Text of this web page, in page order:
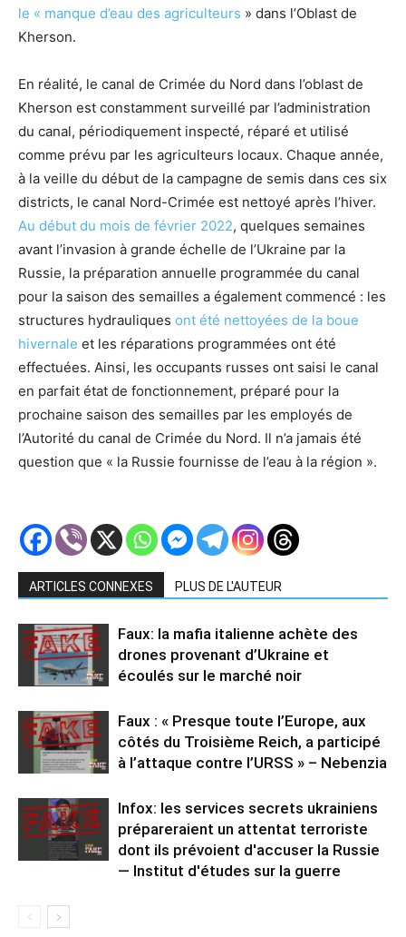
le « manque d’eau des agriculteurs » dans l’Oblast de
Kherson.
En réalité, le canal de Crimée du Nord dans l’oblast de
Kherson est constamment surveillé par l’administration
du canal, périodiquement inspecté, réparé et utilisé
comme prévu par les agriculteurs locaux. Chaque année,
à la veille du début de la campagne de semis dans ces six
districts, le canal Nord-Crimée est nettoyé après l’hiver.
Au début du mois de février 2022, quelques semaines
avant l’invasion à grande échelle de l’Ukraine par la
Russie, la préparation annuelle programmée du canal
pour la saison des semailles a également commencé : les
structures hydrauliques ont été nettoyées de la boue
hivernale et les réparations programmées ont été
effectuées. Ainsi, les occupants russes ont saisi le canal
en parfait état de fonctionnement, préparé pour la
prochaine saison des semailles par les employés de
l’Autorité du canal de Crimée du Nord. Il n’a jamais été
question que « la Russie fournisse de l’eau à la région ».
ARTICLES CONNEXES PLUS DE L'AUTEUR
Faux: la mafia italienne achète des
drones provenant d’Ukraine et
écoulés sur le marché noir
Faux : « Presque toute l’Europe, aux
côtés du Troisième Reich, a participé
à l’attaque contre l’URSS » – Nebenzia
Infox: les services secrets ukrainiens
prépareraient un attentat terroriste
dont ils prévoient d'accuser la Russie
— Institut d'études sur la guerre